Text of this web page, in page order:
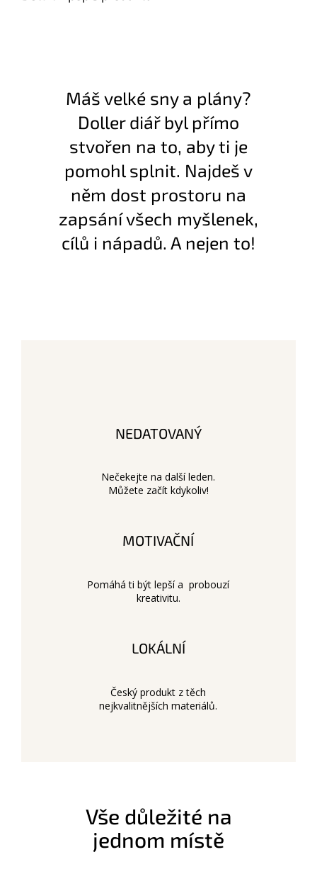
Máš velké sny a plány?
Doller diář byl přímo
stvořen na to, aby ti je
pomohl splnit. Najdeš v
něm dost prostoru na
zapsání všech myšlenek,
cílů i nápadů. A nejen to!
NEDATOVANÝ
Nečekejte na další leden.
Můžete začít kdykoliv!
MOTIVAČNÍ
Pomáhá ti být lepší a probouzí
kreativitu.
LOKÁLNÍ
Český produkt z těch
nejkvalitnějších materiálů.
Vše důležité na
jednom místě